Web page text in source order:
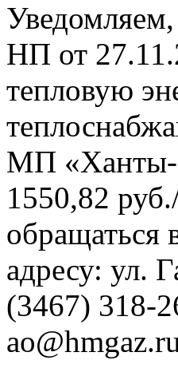
Уведомляем,
НП от
тепловую
МП «Ханты-
1550,82
обращаться
адресу: ул.
(3467) 318-